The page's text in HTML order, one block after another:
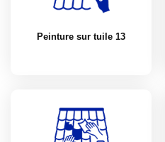
Peinture sur tuile 13